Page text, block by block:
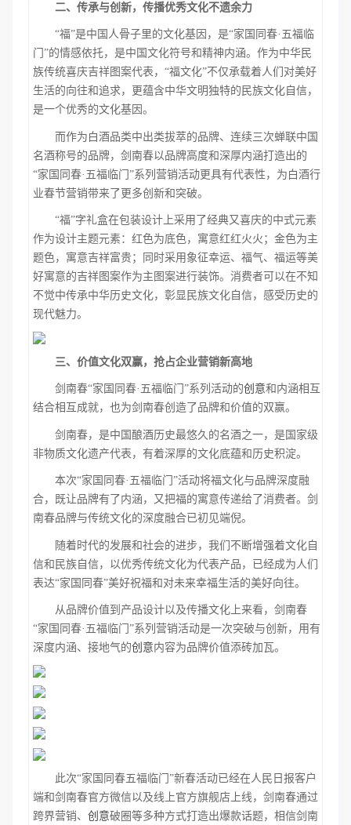
二、传承与创新，传播优秀文化不遗余力
“福”是中国人骨子里的文化基因，是“家国同春·五福临
门”的情感依托，是中国文化符号和精神内涵。作为中华民
族传统喜庆吉祥图案代表，“福文化”不仅承载着人们对美好
生活的向往和追求，更蕴含中华文明独特的民族文化自信，
是一个优秀的文化基因。
而作为白酒品类中出类拔萃的品牌、连续三次蝉联中国
名酒称号的品牌，剑南春以品牌高度和深厚内涵打造出的
“家国同春·五福临门”系列营销活动更具有代表性，为白酒行
业春节营销带来了更多创新和突破。
“福”字礼盒在包装设计上采用了经典又喜庆的中式元素
作为设计主题元素：红色为底色，寓意红红火火；金色为主
题色，寓意吉祥富贵；同时采用象征幸运、福气、福运等美
好寓意的吉祥图案作为主图案进行装饰。消费者可以在不知
不觉中传承中华历史文化，彰显民族文化自信，感受历史的
现代魅力。
三、价值文化双赢，抢占企业营销新高地
剑南春“家国同春·五福临门”系列活动的创意和内涵相互
结合相互成就，也为剑南春创造了品牌和价值的双赢。
剑南春，是中国酿酒历史最悠久的名酒之一，是国家级
非物质文化遗产代表，有着深厚的文化底蕴和历史积淀。
本次“家国同春·五福临门”活动将福文化与品牌深度融
合，既让品牌有了内涵，又把福的寓意传递给了消费者。剑
南春品牌与传统文化的深度融合已初见端倪。
随着时代的发展和社会的进步，我们不断增强着文化自
信和民族自信，以优秀传统文化为代表产品，已经成为人们
表达“家国同春”美好祝福和对未来幸福生活的美好向往。
从品牌价值到产品设计以及传播文化上来看，剑南春
“家国同春·五福临门”系列营销活动是一次突破与创新，用有
深度内涵、接地气的创意内容为品牌价值添砖加瓦。
此次“家国同春五福临门”新春活动已经在人民日报客户
端和剑南春官方微信以及线上官方旗舰店上线，剑南春通过
跨界营销、 创意破圈等多种方式打造出爆款话题，相信剑南